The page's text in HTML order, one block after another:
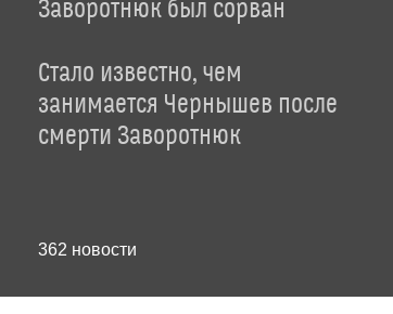
Заворотнюк был сорван
Стало известно, чем
занимается Чернышев после
смерти Заворотнюк
362 новости